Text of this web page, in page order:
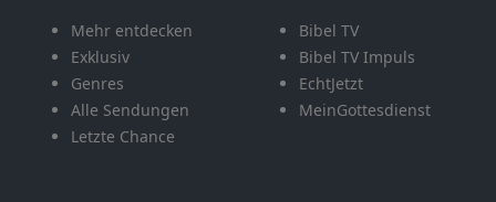
Mehr entdecken
Exklusiv
Genres
Alle Sendungen
Letzte Chance
Bibel TV
Bibel TV Impuls
EchtJetzt
MeinGottesdienst